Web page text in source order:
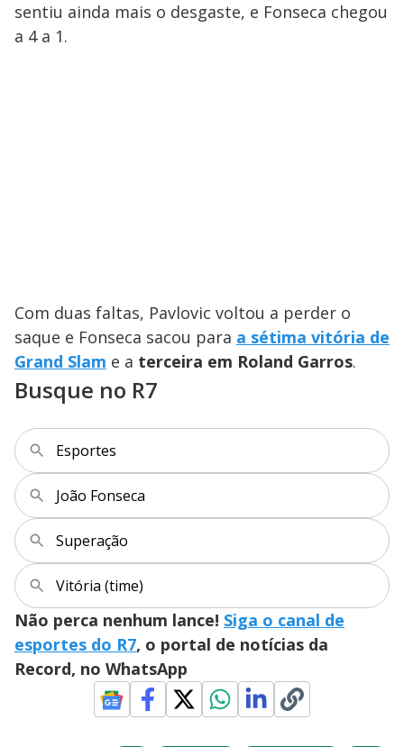
sentiu ainda mais o desgaste, e Fonseca chegou
a 4 a 1.
Com duas faltas, Pavlovic voltou a perder o
saque e Fonseca sacou para a sétima vitória de
Grand Slam e a terceira em Roland Garros.
Busque no R7
Esportes
João Fonseca
Superação
Vitória (time)
Não perca nenhum lance! Siga o canal de
esportes do R7, o portal de notícias da
Record, no WhatsApp